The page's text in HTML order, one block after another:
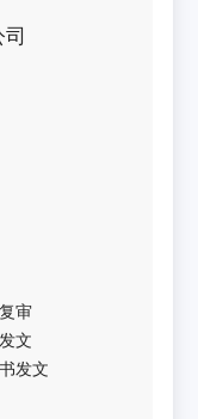
审
文
发文